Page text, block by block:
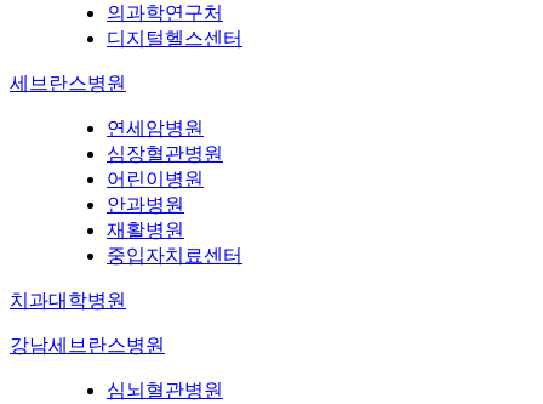
의과학연구처
디지털헬스센터
세브란스병원
연세암병원
심장혈관병원
어린이병원
안과병원
재활병원
중입자치료센터
치과대학병원
강남세브란스병원
심뇌혈관병원